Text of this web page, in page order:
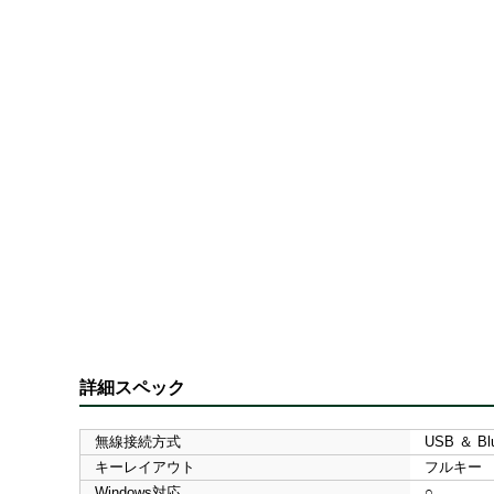
詳細スペック
無線接続方式 USB ＆
キーレイアウト
フルキー